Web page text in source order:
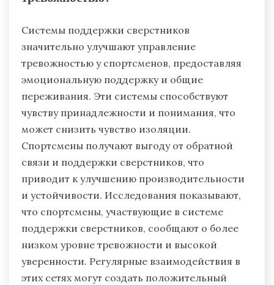
Системы поддержки сверстников
значительно улучшают управление
тревожностью у спортсменов, предоставляя
эмоциональную поддержку и общие
переживания. Эти системы способствуют
чувству принадлежности и понимания, что
может снизить чувство изоляции.
Спортсмены получают выгоду от обратной
связи и поддержки сверстников, что
приводит к улучшению производительности
и устойчивости. Исследования показывают,
что спортсмены, участвующие в системе
поддержки сверстников, сообщают о более
низком уровне тревожности и высокой
уверенности. Регулярные взаимодействия в
этих сетях могут создать положительный